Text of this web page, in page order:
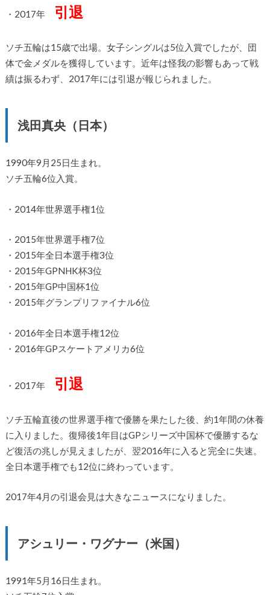
・2017年 引退
ソチ五輪は15歳で出場。女子シングルは5位入賞でしたが、団
体で金メダルを獲得しています。近年は怪我の影響もあって戦
績は振るわず、2017年には引退が報じられました。
浅田真央（日本）
1990年9月25日生まれ。
ソチ五輪6位入賞。
・2014年世界選手権1位
・2015年世界選手権7位
・2015年全日本選手権3位
・2015年GPNHK杯3位
・2015年GP中国杯1位
・2015年グランプリファイナル6位
・2016年全日本選手権12位
・2016年GPスケートアメリカ6位
・2017年 引退
ソチ五輪直後の世界選手権で優勝を果たした後、約1年間の休養
に入りました。復帰後1年目はGPシリーズ中国杯で優勝するな
ど復活の兆しが見えましたが、翌2016年に入ると完全に失速。
全日本選手権でも12位に終わっています。
2017年4月の引退会見は大きなニュースになりました。
アシュリー・ワグナー（米国）
1991年5月16日生まれ。